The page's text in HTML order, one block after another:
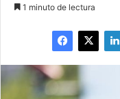
1 minuto de lectura